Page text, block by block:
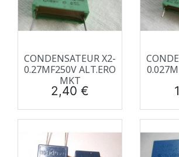
CONDENSATEUR X2-
0.27ΜF250V ALT.ERO
MKT
Prix
2,40 €